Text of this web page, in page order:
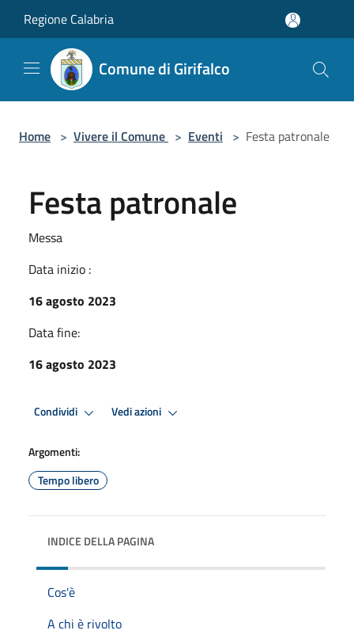
Regione Calabria
Comune di Girifalco
Home > Vivere il Comune > Eventi > Festa patronale
Festa patronale
Messa
Data inizio :
16 agosto 2023
Data fine:
16 agosto 2023
Condividi Vedi azioni
Argomenti:
Tempo libero
INDICE DELLA PAGINA
Cos'è
A chi è rivolto